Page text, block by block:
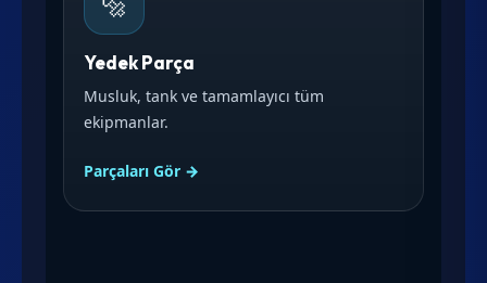
Yedek Parça
Musluk, tank ve tamamlayıcı tüm
ekipmanlar.
Parçaları Gör →